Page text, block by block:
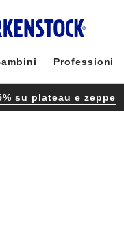
Professioni
su plateau e zeppe